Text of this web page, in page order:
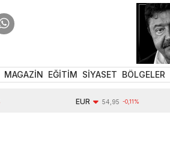
MAGAZİN EĞİTİM SİYASET BÖLGELER
54,95 -0,11%